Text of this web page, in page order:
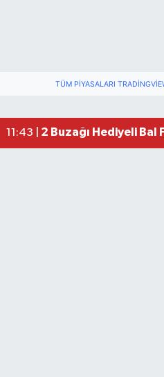
TÜM PIYASALARI
11:43 | 2 Buzağı Hediyeli Bal